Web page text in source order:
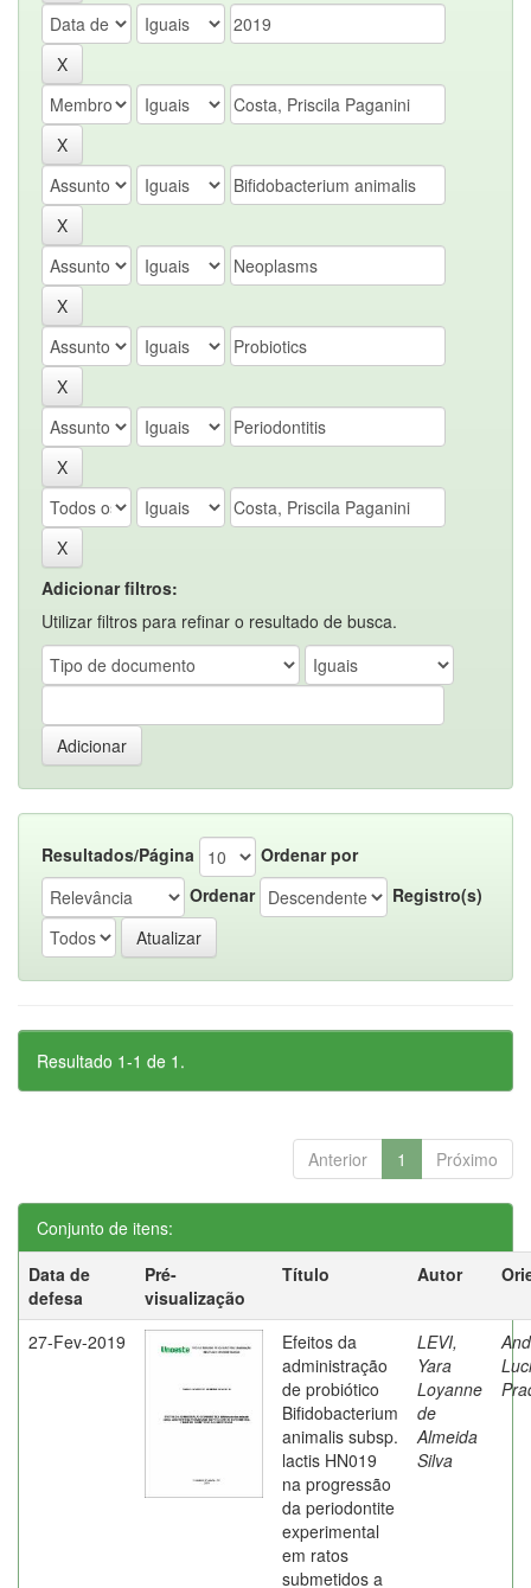
Adicionar filtros:
Utilizar filtros para refinar o resultado de busca.
Resultados/Página
Ordenar por
Ordenar
Registro(s)
Resultado 1-1 de 1.
Anterior 1 Próximo
Conjunto de itens:
Data de
defesa
Pré-
visualização
Título Autor
27-Fev-2019
Efeitos da
administração
de probiótico
Bifidobacterium
animalis subsp.
lactis HN019
na progressão
da periodontite
experimental
em ratos
submetidos a
LEVI,
Yara
Loyanne
de
Almeida
Silva